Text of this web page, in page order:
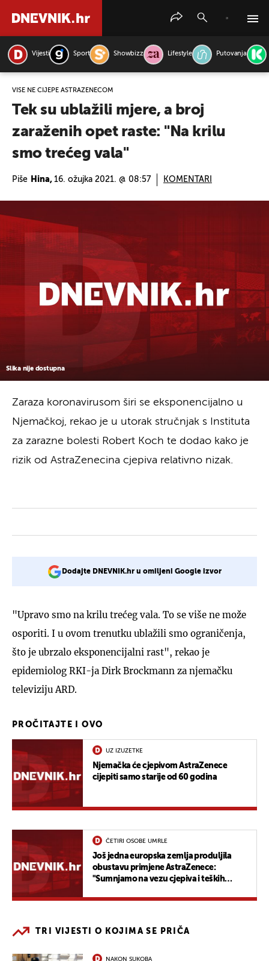
Vijesti Sport Showbizz Lifestyle Putovanja
VIŠE NE CIJEPE ASTRAZENECOM
Tek su ublažili mjere, a broj
zaraženih opet raste: "Na krilu
smo trećeg vala"
Piše Hina, 16. ožujka 2021. @ 08:57 KOMENTARI
Slika nije dostupna
Zaraza koronavirusom širi se eksponencijalno u
Njemačkoj, rekao je u utorak stručnjak s Instituta
za zarazne bolesti Robert Koch te dodao kako je
rizik od AstraZenecina cjepiva relativno nizak.
Dodajte DNEVNIK.hr u omiljeni Google izvor
"Upravo smo na krilu trećeg vala. To se više ne može
osporiti. I u ovom trenutku ublažili smo ograničenja,
što je ubrzalo eksponencijalni rast", rekao je
epidemiolog RKI-ja Dirk Brockmann za njemačku
televiziju ARD.
PROČITAJTE I OVO
UZ IZUZETKE
Njemačka će cjepivom AstraZenece
cijepiti samo starije od 60 godina
ČETIRI OSOBE UMRLE
Još jedna europska zemlja produljila
obustavu primjene AstraZenece:
"Sumnjamo na vezu cjepiva i teških
TRI VIJESTI O KOJIMA SE PRIČA
NAKON SUKOBA
PRETRAŽITE VIJESTI